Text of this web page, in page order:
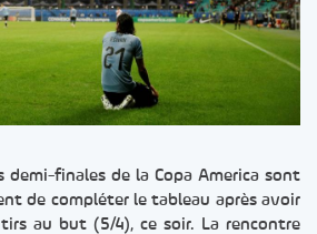
demi-finales de la Copa America sont
de compléter le tableau après avoir
au but (5/4), ce soir. La rencontre